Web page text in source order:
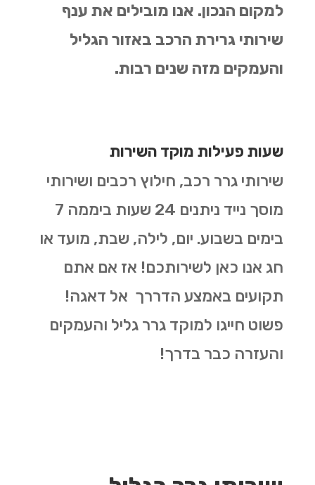
למקום הנכון. אנו מובילים את ענף
שירותי גרירת הרכב באזור הגליל
והעמקים מזה שנים רבות.
שעות פעילות מוקד השירות
שירותי גרר רכב, חילוץ רכבים ושירותי
מוסך נייד ניתנים 24 שעות ביממה 7
בימים בשבוע. יום, לילה, שבת, מועד או
חג אנו כאן לשירותכם! אז אם אתם
תקועים באמצע הדררך אל דאגה!
פשוט חייגו למוקד גרר גליל והעמקים
והעזרה כבר בדרך!